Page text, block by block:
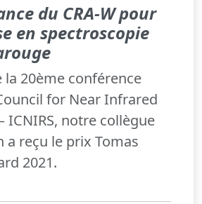
du CRA-W pour
en spectroscopie
la 20ème conférence
for Near Infrared
ICNIRS, notre collègue
a reçu le prix Tomas
2021.